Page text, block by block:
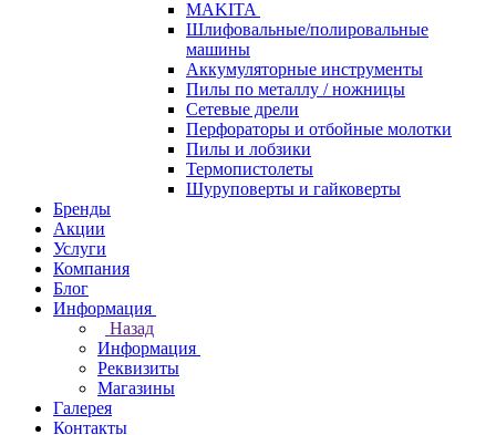
МAKITA
Шлифовальные/полировальные
машины
Аккумуляторные инструменты
Пилы по металлу / ножницы
Сетевые дрели
Перфораторы и отбойные молотки
Пилы и лобзики
Термопистолеты
Шуруповерты и гайковерты
Бренды
Акции
Услуги
Компания
Блог
Информация
Назад
Информация
Реквизиты
Магазины
Галерея
Контакты